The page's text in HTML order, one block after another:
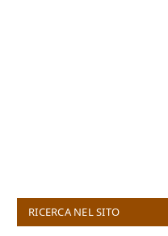
RICERCA NEL SITO